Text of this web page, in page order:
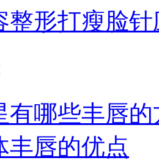
整形打瘦脸
有哪些丰唇的
丰唇的优点